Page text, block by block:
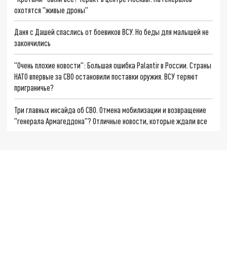
охотятся "живые дроны"
Даня с Дашей спаслись от боевиков ВСУ. Но беды для малышей не
закончились
"Очень плохие новости": Большая ошибка Palantir в России. Страны
НАТО впервые за СВО остановили поставки оружия. ВСУ теряют
приграничье?
Три главных инсайда об СВО. Отмена мобилизации и возвращение
"генерала Армагеддона"? Отличные новости, которые ждали все